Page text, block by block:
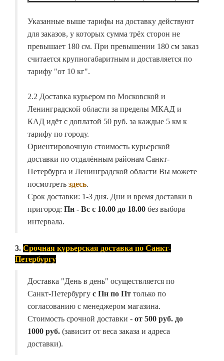
Указанные выше тарифы на доставку действуют
для заказов, у которых сумма трёх сторон не
превышает 180 см. При превышении 180 см заказ
считается крупногабаритным и доставляется по
тарифу "от 10 кг".
2.2 Доставка курьером по Московской и
Ленинградской области за пределы МКАД и
КАД идёт с доплатой 50 руб. за каждые 5 км к
тарифу по городу.
Ориентировочную стоимость курьерской
доставки по отдалённым районам Санкт-
Петербурга и Ленинградской области Вы можете
посмотреть здесь.
Срок доставки: 1-3 дня. Дни и время доставки в
пригород: Пн - Вс с 10.00 до 18.00 без выбора
интервала.
3. Срочная курьерская доставка по Санкт-
Петербургу
Доставка "День в день" осуществляется по
Санкт-Петербургу с Пн по Пт только по
согласованию с менеджером магазина.
Стоимость срочной доставки - от 500 руб. до
1000 руб. (зависит от веса заказа и адреса
доставки).